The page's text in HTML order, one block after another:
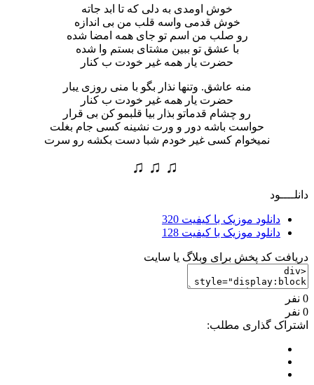
خوش اومدی به دلی که تا ابد جاته
خوش قدمی واسه قلب من بی اندازه
رو صلب من اسم تو جای همه امضا شده
با عشق تو ببین مشتای بستم وا شده
حضرت یار همه غیر خودت ب کنار
منه عاشق. وتنها نذار بگو با منی روزی یبار
حضرت یار همه غیر خودت ب کنار
رو چشام قدماتو بذار بیا قلبمو کن بی قرار
حواست باشه دور و ورت نشینه کسی جام بغلت
نمیخوام کسی غیر خودم شبا دست بکشه رو سرت
♫ ♫ ♫
دانلــــود
دانلود موزیک با کیفیت 320
دانلود موزیک با کیفیت 128
دریافت کد پخش برای وبلاگ یا سایت
0 نفر
0 نفر
اشتراک گذاری مطلب: